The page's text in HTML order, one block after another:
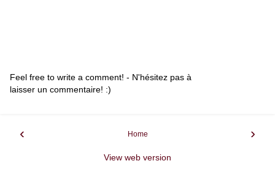
Feel free to write a comment! - N'hésitez pas à
laisser un commentaire! :)
‹ ›
Home
View web version